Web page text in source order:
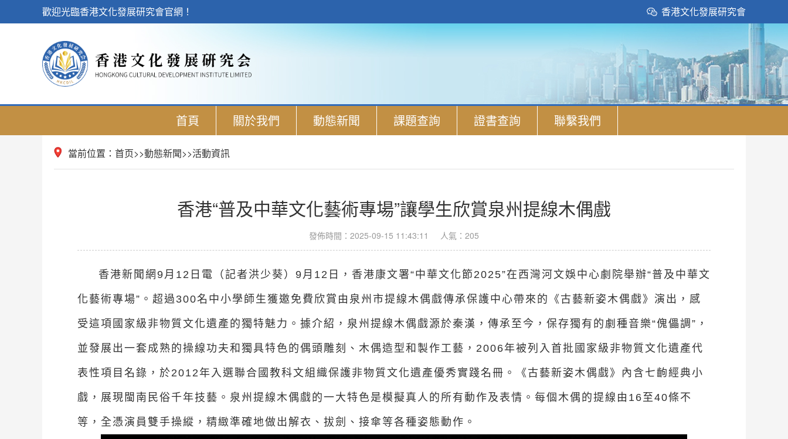
香港文化發展研究會
歡迎光臨香港文化發展研究會官網！
首頁 關於我們 動態新聞 課題查詢 證書查詢 聯繫我們
當前位置： 首页>>動態新聞>>活動資訊
香港“普及中華文化藝術專場”讓學生欣賞泉州提線木偶戲
發佈時間：2025-09-15 11:43:11 人氣：205
香港新聞網9月12日電（記者洪少葵）9月12日，香港康文署“中華文化節2025”在西灣河文娛中心劇院舉辦“普及中華文
化藝術專場”。超過300名中小學師生獲邀免費欣賞由泉州市提線木偶戲傳承保護中心帶來的《古藝新姿木偶戲》演出，感
受這項國家級非物質文化遺產的獨特魅力。據介紹，泉州提線木偶戲源於秦漢，傳承至今，保存獨有的劇種音樂“傀儡調”，
並發展出一套成熟的操線功夫和獨具特色的偶頭雕刻、木偶造型和製作工藝，2006年被列入首批國家級非物質文化遺產代
表性項目名錄，於2012年入選聯合國教科文組織保護非物質文化遺產優秀實踐名冊。《古藝新姿木偶戲》內含七齣經典小
戲，展現閩南民俗千年技藝。泉州提線木偶戲的一大特色是模擬真人的所有動作及表情。每個木偶的提線由16至40條不
等，全憑演員雙手操縱，精緻準確地做出解衣、拔劍、接傘等各種姿態動作。